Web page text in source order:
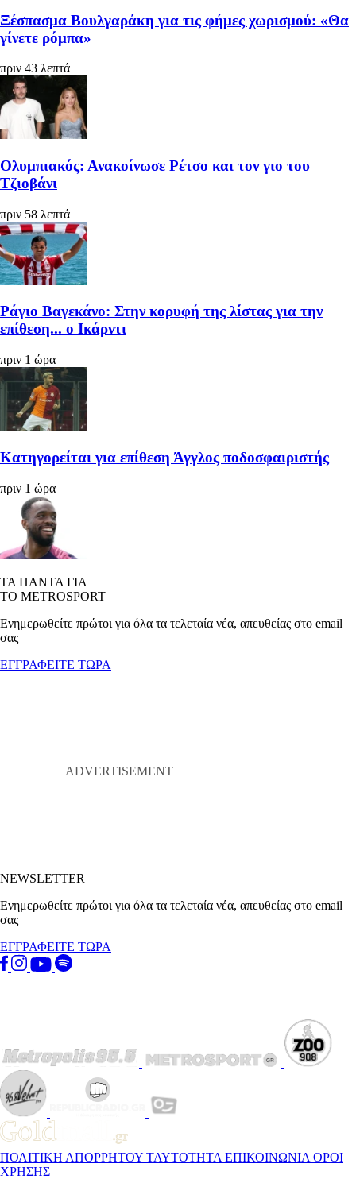
Ξέσπασμα Βουλγαράκη για τις φήμες χωρισμού: «Θα
γίνετε ρόμπα»
πριν 43 λεπτά
Ολυμπιακός: Ανακοίνωσε Ρέτσο και τον γιο του
Τζιοβάνι
πριν 58 λεπτά
Ράγιο Βαγεκάνο: Στην κορυφή της λίστας για την
επίθεση... ο Ικάρντι
πριν 1 ώρα
Κατηγορείται για επίθεση Άγγλος ποδοσφαιριστής
πριν 1 ώρα
ΤΑ ΠΑΝΤΑ ΓΙΑ
ΤΟ METROSPORT
Ενημερωθείτε πρώτοι για όλα τα τελεταία νέα, απευθείας στο email
σας
ΕΓΓΡΑΦΕΙΤΕ ΤΩΡΑ
NEWSLETTER
Ενημερωθείτε πρώτοι για όλα τα τελεταία νέα, απευθείας στο email
σας
ΕΓΓΡΑΦΕΙΤΕ ΤΩΡΑ
ΠΟΛΙΤΙΚΗ ΑΠΟΡΡΗΤΟΥ ΤΑΥΤΟΤΗΤΑ ΕΠΙΚΟΙΝΩΝΙΑ ΟΡΟΙ
ΧΡΗΣΗΣ